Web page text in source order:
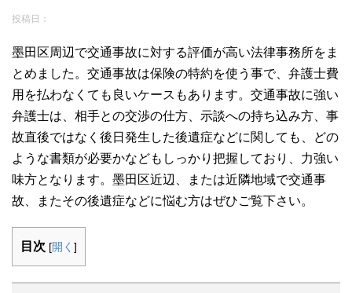
投稿日：
墨田区周辺で交通事故に対する評価が高い法律事務所をま
とめました。交通事故は保険の特約を使う事で、弁護士費
用を払わなくても良いケースもあります。交通事故に強い
弁護士は、相手との交渉の仕方、示談への持ち込み方、事
故直後ではなく後日発生した後遺症などに関しても、どの
ような書類が必要かなどもしっかり把握しており、力強い
味方となります。墨田区近辺、または近隣地域で交通事
故、またその後遺症などに悩む方はぜひご覧下さい。
目次 [開く ]